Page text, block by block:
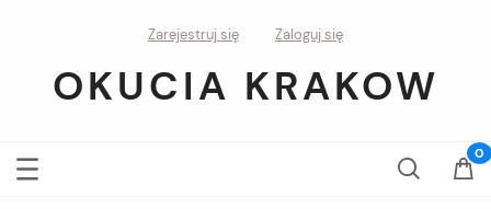
Zarejestruj się Zaloguj się
OKUCIA KRAKOW